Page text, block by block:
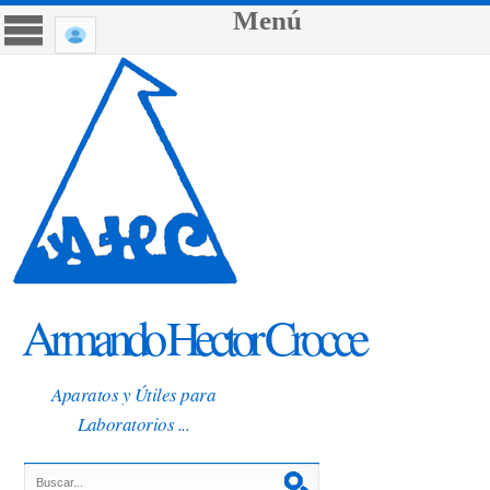
Armando Hector Crocce
Aparatos y Útiles para
Laboratorios ...
Menú